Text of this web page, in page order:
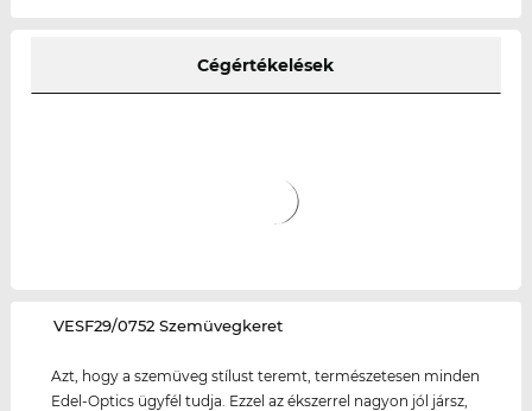
Cégértékelések
‌VESF29/0752 Szemüvegkeret
Azt, hogy a szemüveg stílust teremt, természetesen minden
Edel-Optics ügyfél tudja. Ezzel az ékszerrel nagyon jól jársz,